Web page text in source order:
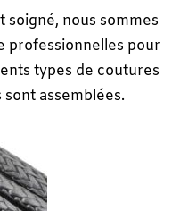
soigné, nous sommes
professionnelles pour
types de coutures
assemblées.